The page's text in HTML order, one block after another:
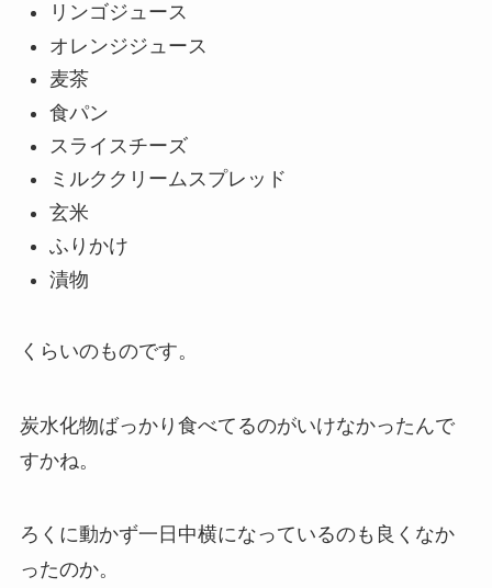
リンゴジュース
オレンジジュース
麦茶
食パン
スライスチーズ
ミルククリームスプレッド
玄米
ふりかけ
漬物
くらいのものです。
炭水化物ばっかり食べてるのがいけなかったんで
すかね。
ろくに動かず一日中横になっているのも良くなか
ったのか。